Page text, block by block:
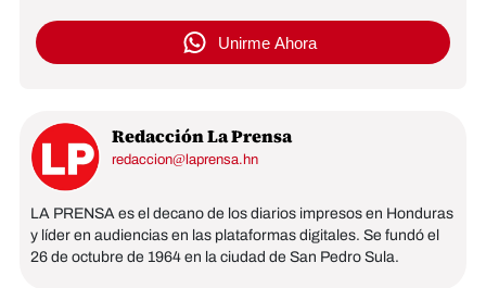
Unirme Ahora
Redacción La Prensa
redaccion@laprensa.hn
LA PRENSA es el decano de los diarios impresos en Honduras
y líder en audiencias en las plataformas digitales. Se fundó el
26 de octubre de 1964 en la ciudad de San Pedro Sula.